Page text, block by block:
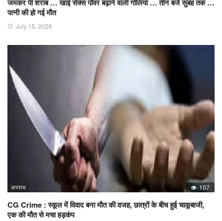
जमकर पी शराब … खाई सेक्स पॉवर बढ़ाने वाली गोलियां … तीन बजे सुबह तक …
पत्नी की हो गई मौत
July 15, 2026
अपराध 107
CG Crime : स्कूल में विवाद बना मौत की वजह, छात्रों के बीच हुई चाकूबाजी,
एक की मौत से मचा हड़कंप